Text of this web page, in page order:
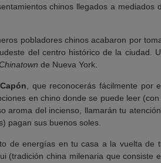
chinos llegados a
pobladores chinos acabaron por
del centro histórico de la ciudad.
Chinatown de Nueva York.
, que reconocerás fácilmente por
en chino donde se puede leer
aroma del incienso, llamarán tu
pagan sus buenos soles.
de energías en tu casa a la vuelta de
(tradición china milenaria que